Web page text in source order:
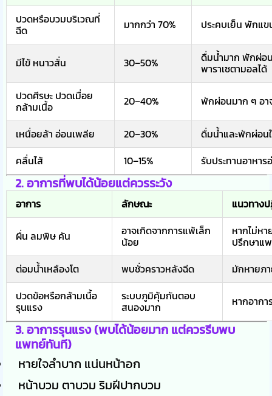
ปวดหรือบวมบริเวณที่
ฉีด มากกว่า 70% ประคบเย็น พักแ
มีไข้ หนาวสั่น 30–50% ดื่มน้ำมาก พักผ่อ
พาราเซตามอลได้
ปวดศีรษะ ปวดเมื่อย
กล้ามเนื้อ 20–40% พักผ่อนมาก ๆ อา
เหนื่อยล้า อ่อนเพลีย 20–30%
ดื่มน้ำและพักผ่อน
คลื่นไส้
10–15% รับประทานอาหา
2. อาการที่พบได้น้อยแต่ควรระวัง
อาการ ลักษณะ แนวทาง
ผื่น ลมพิษ คัน อาจเกิดจากการแพ้เล็ก
น้อย
หากไม่หา
ปรึกษาแ
ต่อมน้ำเหลืองโต
พบชั่วคราวหลังฉีด
มักหายภ
ปวดข้อหรือกล้ามเนื้อ
รุนแรง
ระบบภูมิคุ้มกันตอบ
สนองมาก หากอาก
3. อาการรุนแรง (พบได้น้อยมาก แต่ควรรีบพบ
แพทย์ทันที)
หายใจลำบาก แน่นหน้าอก
หน้าบวม ตาบวม ริมฝีปากบวม